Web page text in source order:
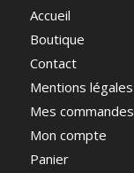
Accueil
Boutique
Contact
Mentions légales
Mes commandes
Mon compte
Panier